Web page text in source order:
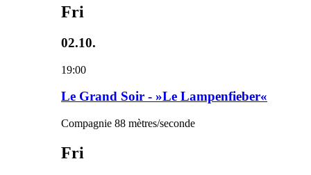
Fri
02.10.
19:00
Le Grand Soir - »Le Lampenfieber«
Compagnie 88 mètres/seconde
Fri